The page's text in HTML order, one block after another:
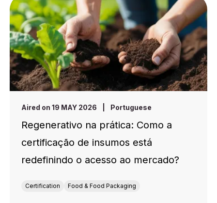
Aired on 19 MAY 2026 Portuguese
Regenerativo na prática: Como a
certificação de insumos está
redefinindo o acesso ao mercado?
Certification Food & Food Packaging